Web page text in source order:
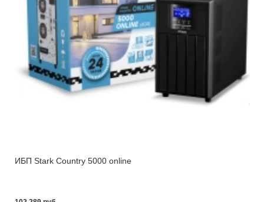
ИБП Stark Country 5000 online